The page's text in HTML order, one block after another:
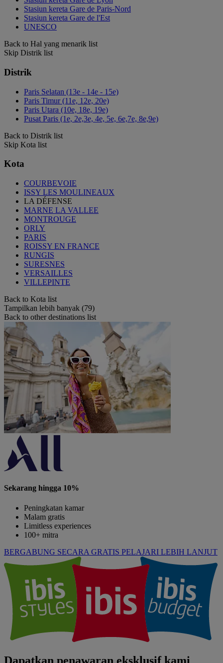
Stasiun kereta Gare de Paris-Nord
Stasiun kereta Gare de l'Est
UNESCO
Back to Hal yang menarik list
Skip Distrik list
Distrik
Paris Selatan (13e - 14e - 15e)
Paris Timur (11e, 12e, 20e)
Paris Utara (10e, 18e, 19e)
Pusat Paris (1e, 2e,3e, 4e, 5e, 6e,7e, 8e,9e)
Back to Distrik list
Skip Kota list
Kota
COURBEVOIE
ISSY LES MOULINEAUX
LA DÉFENSE
MARNE LA VALLEE
MONTROUGE
ORLY
PARIS
ROISSY EN FRANCE
RUNGIS
SURESNES
VERSAILLES
VILLEPINTE
Back to Kota list
Tampilkan lebih banyak (79)
Back to other destinations list
Sekarang hingga 10%
Peningkatan kamar
Malam gratis
Limitless experiences
100+ mitra
BERGABUNG SECARA GRATIS PELAJARI LEBIH LANJUT
Dapatkan penawaran eksklusif kami